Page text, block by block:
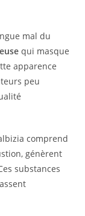
mal du
qui masque
apparence
peu
comprend
génèrent
substances